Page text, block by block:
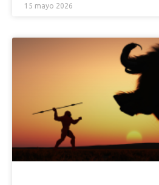
15 mayo 2026